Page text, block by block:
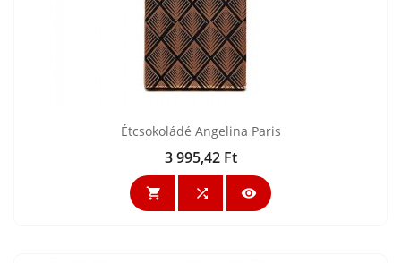
Étcsokoládé Angelina Paris
Ár
3 995,42 Ft
  